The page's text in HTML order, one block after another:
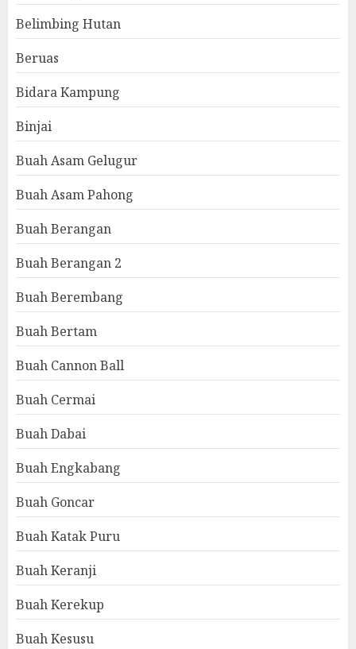
Belimbing Hutan
Beruas
Bidara Kampung
Binjai
Buah Asam Gelugur
Buah Asam Pahong
Buah Berangan
Buah Berangan 2
Buah Berembang
Buah Bertam
Buah Cannon Ball
Buah Cermai
Buah Dabai
Buah Engkabang
Buah Goncar
Buah Katak Puru
Buah Keranji
Buah Kerekup
Buah Kesusu